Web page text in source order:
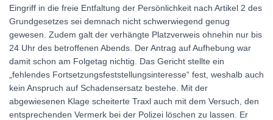
Eingriff in die freie Entfaltung der Persönlichkeit nach Artikel 2 des
Grundgesetzes sei demnach nicht schwerwiegend genug
gewesen. Zudem galt der verhängte Platzverweis ohnehin nur bis
24 Uhr des betroffenen Abends. Der Antrag auf Aufhebung war
damit schon am Folgetag nichtig. Das Gericht stellte ein
„fehlendes Fortsetzungsfeststellungsinteresse“ fest, weshalb auch
kein Anspruch auf Schadensersatz bestehe. Mit der
abgewiesenen Klage scheiterte Traxl auch mit dem Versuch, den
entsprechenden Vermerk bei der Polizei löschen zu lassen. Er